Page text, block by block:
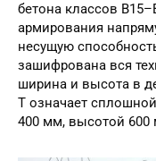
бетона классов
армирования
несущую
зашифрована вся
ширина и высота в
Т означает
400 мм, высотой 600